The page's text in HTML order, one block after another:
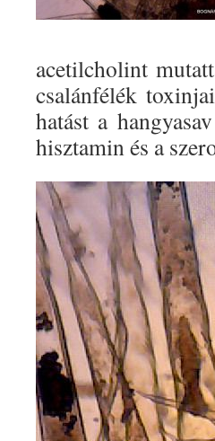
acetilcholint
csalánfélék
hatást a
hisztamin és a